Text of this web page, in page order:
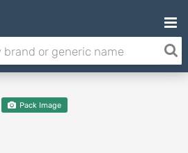
Pack Image